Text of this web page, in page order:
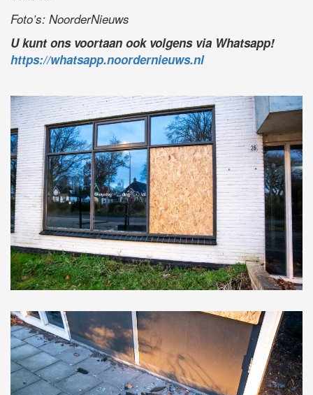
Foto’s: NoorderNieuws
U kunt ons voortaan ook volgens via Whatsapp!
https://whatsapp.noordernieuws.nl